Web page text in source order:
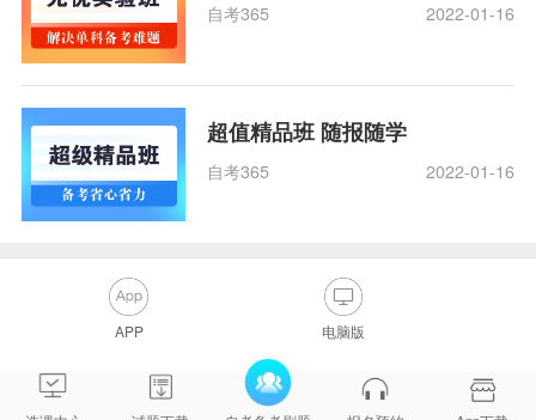
自考365 2022-01-16
超值精品班 随报随学
自考365 2022-01-16
APP 电脑版